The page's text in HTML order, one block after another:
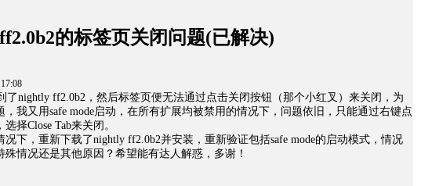
的标签页关闭问题(已解决)
了nightly ff2.0b2，然后标签页便无法通过点击关闭按钮（那个小红叉）来关闭，为
，我又用safe mode启动，在所有扩展均被禁用的情况下，问题依旧，只能通过右键点
择Close Tab来关闭。
下，重新下载了nightly ff2.0b2并安装，重新验证包括safe mode的启动模式，情况
情况还是其他原因？希望能有达人解惑，多谢！